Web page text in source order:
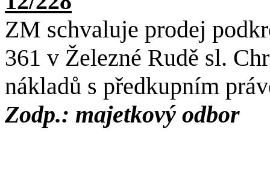
ZM schvaluje prodej
361 v Železné Rudě sl.
nákladů s předkupním
Zodp.: majetkový odbor